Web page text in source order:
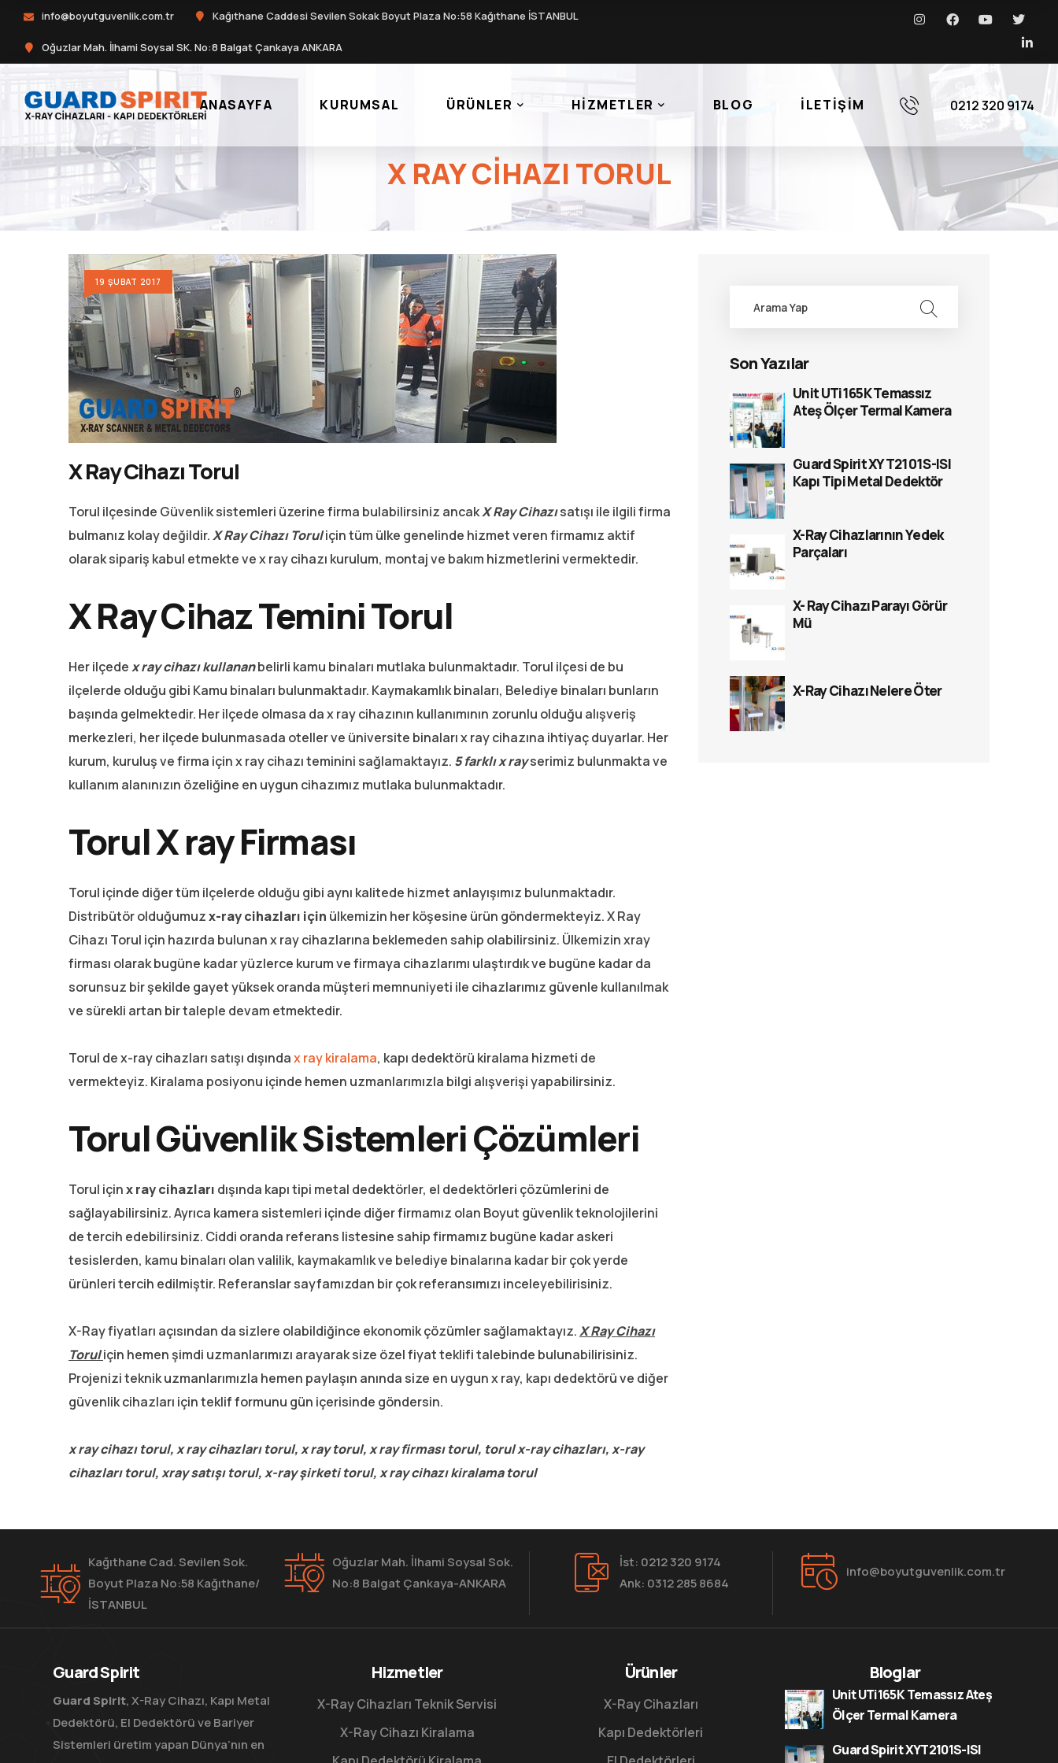
info@boyutguvenlik.com.tr Kağıthane Caddesi Sevilen Sokak Boyut Plaza No:58 Kağıthane İSTANBUL
Oğuzlar Mah. İlhami Soysal SK. No:8 Balgat Çankaya ANKARA
ANASAYFA KURUMSAL ÜRÜNLER HIZMETLER BLOG İLETIŞIM 0212 320 9174
X RAY CIHAZI TORUL
19 ŞUBAT 2017
X Ray Cihazı Torul
Torul ilçesinde Güvenlik sistemleri üzerine firma bulabilirsiniz ancakX Ray Cihazısatışı ile ilgili firma
bulmanız kolay değildir.X Ray Cihazı Toruliçin tüm ülke genelinde hizmet veren firmamız aktif
olarak sipariş kabul etmekte ve x ray cihazı kurulum, montaj ve bakım hizmetlerini vermektedir.
X Ray Cihaz Temini Torul
Her ilçedex ray cihazı kullananbelirli kamu binaları mutlaka bulunmaktadır. Torul ilçesi de bu
ilçelerde olduğu gibi Kamu binaları bulunmaktadır. Kaymakamlık binaları, Belediye binaları bunların
başında gelmektedir. Her ilçede olmasa da x ray cihazının kullanımının zorunlu olduğu alışveriş
merkezleri, her ilçede bulunmasada oteller ve üniversite binaları x ray cihazına ihtiyaç duyarlar. Her
kurum, kuruluş ve firma için x ray cihazı teminini sağlamaktayız. 5 farklı x rayserimiz bulunmakta ve
kullanım alanınızın özeliğine en uygun cihazımız mutlaka bulunmaktadır.
Torul X ray Firması
Torul içinde diğer tüm ilçelerde olduğu gibi aynı kalitede hizmet anlayışımız bulunmaktadır.
Distribütör olduğumuzx-ray cihazları için ülkemizin her köşesine ürün göndermekteyiz. X Ray
Cihazı Torul için hazırda bulunan x ray cihazlarına beklemeden sahip olabilirsiniz. Ülkemizin xray
firması olarak bugüne kadar yüzlerce kurum ve firmaya cihazlarımı ulaştırdık ve bugüne kadar da
sorunsuz bir şekilde gayet yüksek oranda müşteri memnuniyeti ile cihazlarımız güvenle kullanılmak
ve sürekli artan bir taleple devam etmektedir.
Torul de x-ray cihazları satışı dışındax ray kiralama, kapı dedektörü kiralama hizmeti de
vermekteyiz. Kiralama posiyonu içinde hemen uzmanlarımızla bilgi alışverişi yapabilirsiniz.
Torul Güvenlik Sistemleri Çözümleri
Torul içinx ray cihazları dışında kapı tipi metal dedektörler, el dedektörleri çözümlerini de
sağlayabilirsiniz. Ayrıca kamera sistemleri içinde diğer firmamız olan Boyut güvenlik teknolojilerini
de tercih edebilirsiniz. Ciddi oranda referans listesine sahip firmamız bugüne kadar askeri
tesislerden, kamu binaları olan valilik, kaymakamlık ve belediye binalarına kadar bir çok yerde
ürünleri tercih edilmiştir. Referanslar sayfamızdan bir çok referansımızı inceleyebilirisiniz.
X-Ray fiyatları açısından da sizlere olabildiğince ekonomik çözümler sağlamaktayız.X Ray Cihazı
Toruliçin hemen şimdi uzmanlarımızı arayarak size özel fiyat teklifi talebinde bulunabilirisiniz.
Projenizi teknik uzmanlarımızla hemen paylaşın anında size en uygun x ray, kapı dedektörü ve diğer
güvenlik cihazları için teklif formunu gün içerisinde göndersin.
x ray cihazı torul, x ray cihazları torul, x ray torul, x ray firması torul, torul x-ray cihazları, x-ray
cihazları torul, xray satışı torul, x-ray şirketi torul, x ray cihazı kiralama torul
Son Yazılar
Unit UTi165K Temassız
Ateş Ölçer Termal Kamera
Guard Spirit XYT2101S-ISI
Kapı Tipi Metal Dedektör
X-Ray Cihazlarının Yedek
Parçaları
X- Ray Cihazı Parayı Görür
Mü
X-Ray Cihazı Nelere Öter
Kağıthane Cad. Sevilen Sok.
Boyut Plaza No:58 Kağıthane/
İSTANBUL
Oğuzlar Mah. İlhami Soysal Sok.
No:8 Balgat Çankaya-ANKARA
İst: 0212 320 9174
Ank: 0312 285 8684
info@boyutguvenlik.com.tr
Guard Spirit
Guard Spirit, X-Ray Cihazı, Kapı Metal
Dedektörü, El Dedektörü ve Bariyer
Sistemleri üretim yapan Dünya’nın en
Hizmetler
X-Ray Cihazları Teknik Servisi
X-Ray Cihazı Kiralama
Ürünler
X-Ray Cihazları
Kapı Dedektörleri
Bloglar
Unit UTi165K Temassız Ateş
Ölçer Termal Kamera
Guard Spirit XYT2101S-ISI